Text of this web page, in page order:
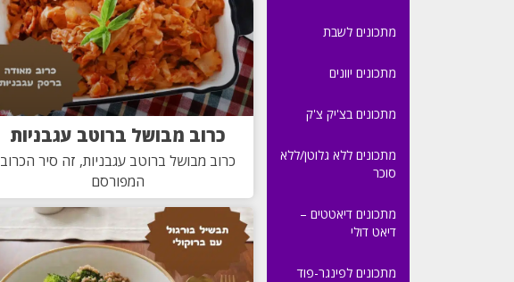
מתכונים לשבת
מתכונים יוונים
מתכונים בצ'יק צ'ק
מתכונים ללא גלוטן/ללא
סוכר
מתכונים דיאטטים –
דיאט דולי
מתכונים לפינגר-פוד
כרוב מבושל ברוטב עגבניות
כרוב מבושל ברוטב עגבניות, זה סיר הכרוב
המפורסם